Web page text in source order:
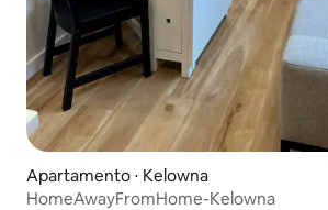
Apartamento ⋅ Kelowna
HomeAwayFromHome-Kelowna